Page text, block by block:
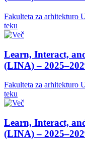
Fakulteta za arhitekturo
teku
Learn, Interact,
(LINA) –
Fakulteta za arhitekturo
teku
Learn, Interact,
(LINA) –